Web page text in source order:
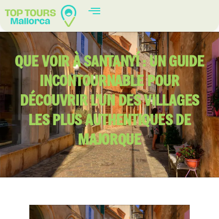
QUE VOIR À SANTANYÍ : UN GUIDE
INCONTOURNABLE POUR
DÉCOUVRIR L’UN DES VILLAGES
LES PLUS AUTHENTIQUES DE
MAJORQUE